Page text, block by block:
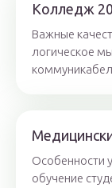
Колледж
Важные
логическое
Особенности
обучение